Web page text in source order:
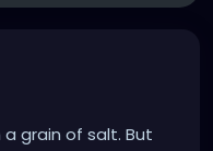
grain of salt. But